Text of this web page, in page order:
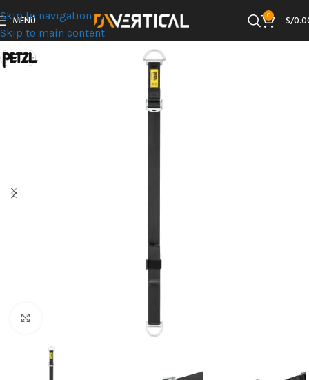
Skip to navigation
Skip to main content
MENÚ 0 S/